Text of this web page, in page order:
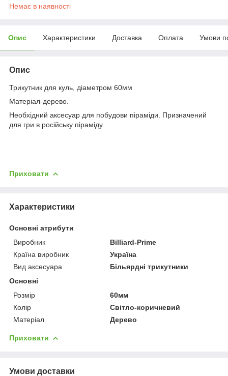
Немає в наявності
Опис Характеристики Доставка Оплата Умови
Опис
Трикутник для куль, діаметром 60мм
Матеріал-дерево.
Необхідний аксесуар для побудови піраміди. Призначений
для гри в російську піраміду.
Приховати
Характеристики
Основні атрибути
Виробник
Billiard-Prime
Країна виробник
Україна
Вид аксесуара
Більярдні трикутники
Основні
Розмір
60мм
Колір
Світло-коричневий
Матеріал
Дерево
Приховати
Умови доставки